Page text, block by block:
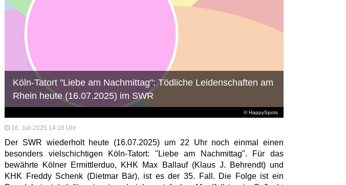
© HappySpots
Köln-Tatort "Liebe am Nachmittag": Tödliche Leidenschaften am
Rhein heute (16.07.2025) im SWR
16. Juli 2025 14:16 Uhr
Der SWR wiederholt heute (16.07.2025) um 22 Uhr noch einmal einen
besonders vielschichtigen Köln-Tatort: "Liebe am Nachmittag". Für das
bewährte Kölner Ermittlerduo, KHK Max Ballauf (Klaus J. Behrendt) und
KHK Freddy Schenk (Dietmar Bär), ist es der 35. Fall. Die Folge ist ein